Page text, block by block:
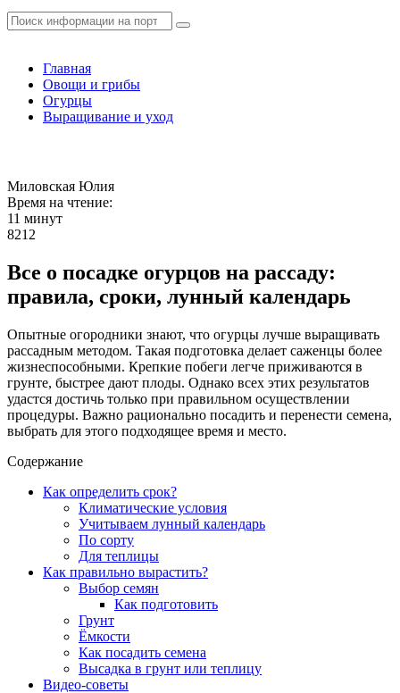
Главная
Овощи и грибы
Огурцы
Выращивание и уход
Миловская Юлия
Время на чтение:
11 минут
8212
Все о посадке огурцов на рассаду:
правила, сроки, лунный календарь
Опытные огородники знают, что огурцы лучше выращивать
рассадным методом. Такая подготовка делает саженцы более
жизнеспособными. Крепкие побеги легче приживаются в
грунте, быстрее дают плоды. Однако всех этих результатов
удастся достичь только при правильном осуществлении
процедуры. Важно рационально посадить и перенести семена,
выбрать для этого подходящее время и место.
Содержание
Как определить срок?
Климатические условия
Учитываем лунный календарь
По сорту
Для теплицы
Как правильно вырастить?
Выбор семян
Как подготовить
Грунт
Ёмкости
Как посадить семена
Высадка в грунт или теплицу
Видео-советы